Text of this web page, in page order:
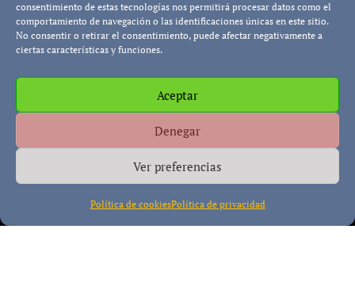
consentimiento de estas tecnologías nos permitirá procesar datos como el
comportamiento de navegación o las identificaciones únicas en este sitio.
No consentir o retirar el consentimiento, puede afectar negativamente a
ciertas características y funciones.
Aceptar
Denegar
Ver preferencias
Política de cookiesPolítica de privacidad
Responsabilidad
Copyright © All rights reserved|Paper News
Themeansar.